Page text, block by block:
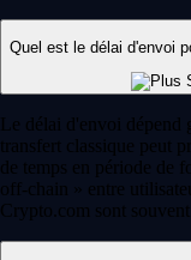
Quel est le délai d'envoi
Le délai d'envoi dépend
transfert classique peut
de temps en période de
off-chain » entre
Crypto.com sont souvent